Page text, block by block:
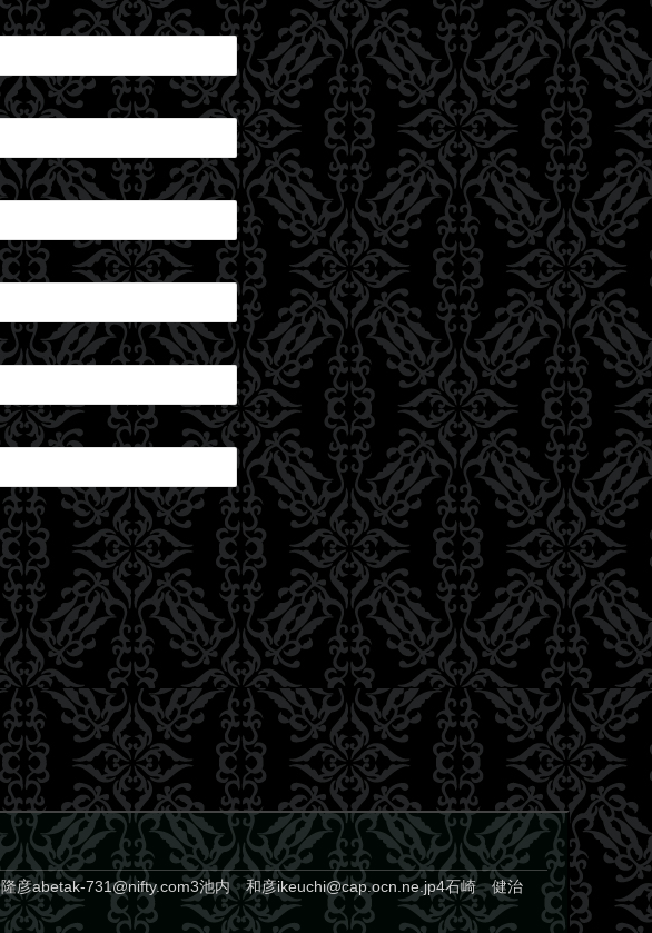
彦abetak-731@nifty.com3池内 和彦ikeuchi@cap.ocn.ne.jp4石崎 健治